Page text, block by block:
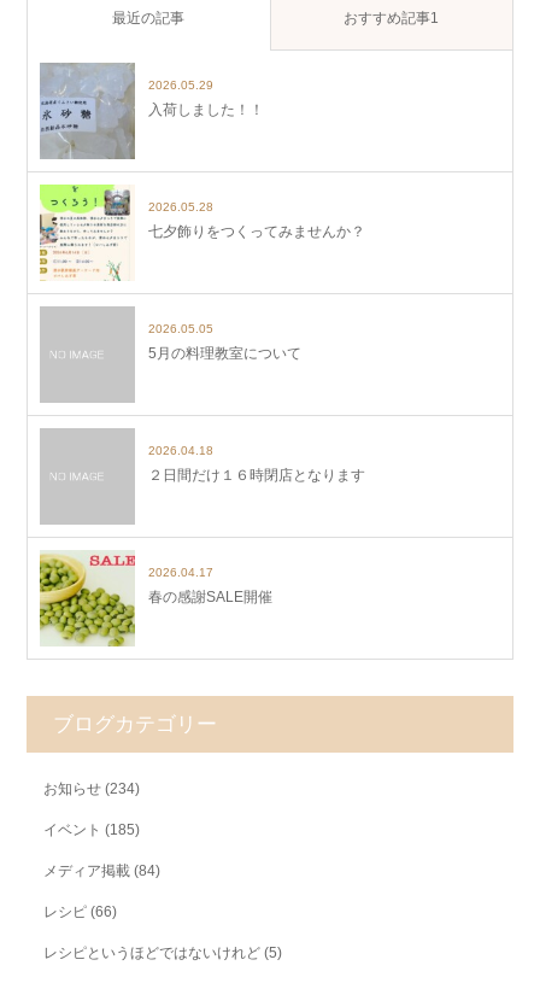
最近の記事 おすすめ記事1
2026.05.29
入荷しました！！
2026.05.28
七夕飾りをつくってみませんか？
2026.05.05
5月の料理教室について
2026.04.18
２日間だけ１６時閉店となります
2026.04.17
春の感謝SALE開催
ブログカテゴリー
お知らせ (234)
イベント (185)
メディア掲載 (84)
レシピ (66)
レシピというほどではないけれど (5)